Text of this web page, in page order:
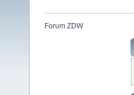
Forum ZDW